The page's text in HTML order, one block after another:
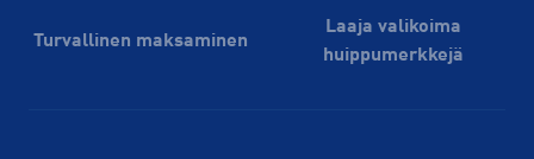
Turvallinen maksaminen
Laaja valikoima
huippu­merkkejä